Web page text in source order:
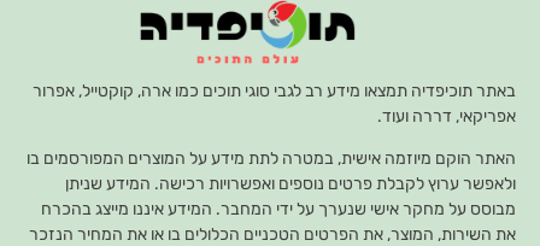
באתר תוכיפדיה תמצאו מידע רב לגבי סוגי תוכים כמו ארה, קוקטייל, אפרור
אפריקאי, דררה ועוד.
האתר הוקם מיוזמה אישית, במטרה לתת מידע על המוצרים המפורסמים בו
ולאפשר ערוץ לקבלת פרטים נוספים ואפשרויות רכישה. המידע שניתן
מבוסס על מחקר אישי שנערך על ידי המחבר. המידע איננו מייצג בהכרח
את השירות, המוצר, את הפרטים הטכניים הכלולים בו או את המחיר הנזכר